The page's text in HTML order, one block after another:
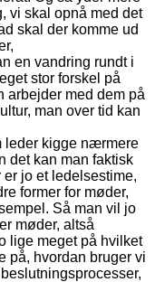
vi skal opnå med det
skal der komme ud
en vandring rundt i
stor forskel på
arbejder med dem på
man over tid kan
leder kigge nærmere
det kan man faktisk
jo et ledelsestime,
former for møder,
Så man vil jo
møder, altså
lige meget på hvilket
på, hvordan bruger vi